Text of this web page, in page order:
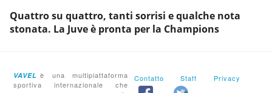
Quattro su quattro, tanti sorrisi e qualche nota
stonata. La Juve è pronta per la Champions
VAVEL è una multipiattaforma
sportiva internazionale che
Contatto Staff Privacy